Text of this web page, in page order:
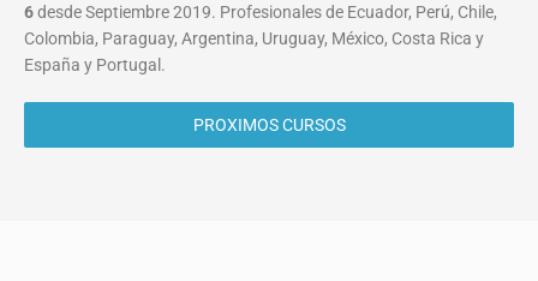
6desde Septiembre 2019. Profesionales de Ecuador, Perú, Chile,
Colombia, Paraguay, Argentina, Uruguay, México, Costa Rica y
España y Portugal.
PROXIMOS CURSOS